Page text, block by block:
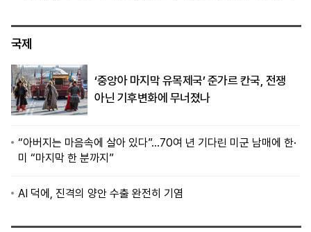
국제
‘중앙아 마지막 유목제국’ 준가르 칸국, 전쟁
아닌 기후변화에 무너졌나
“아버지는 마음속에 살아 있다”…70여 년 기다린 미군 남매에 한·
미 “마지막 한 분까지”
AI 덕에, 진격의 양안 수출 완전히 기염